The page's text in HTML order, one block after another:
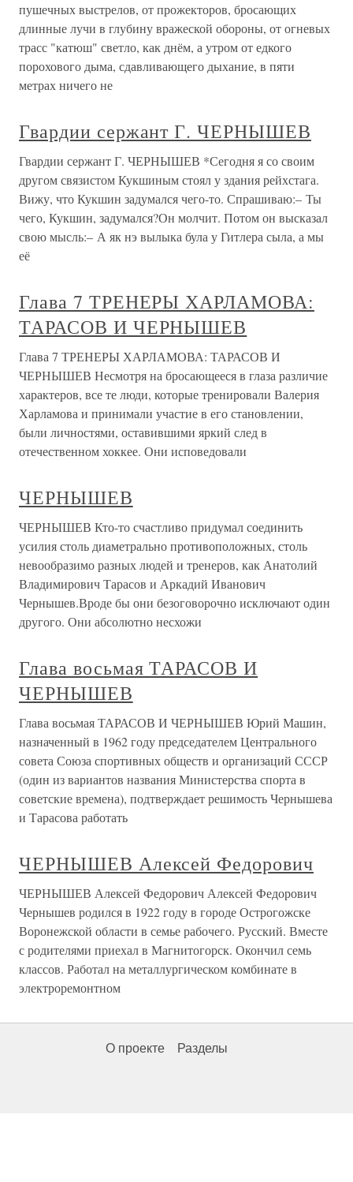
пушечных выстрелов, от прожекторов, бросающих
длинные лучи в глубину вражеской обороны, от огневых
трасс "катюш" светло, как днём, а утром от едкого
порохового дыма, сдавливающего дыхание, в пяти
метрах ничего не
Гвардии сержант Г. ЧЕРНЫШЕВ
Гвардии сержант Г. ЧЕРНЫШЕВ *Сегодня я со своим
другом связистом Кукшиным стоял у здания рейхстага.
Вижу, что Кукшин задумался чего-то. Спрашиваю:– Ты
чего, Кукшин, задумался?Он молчит. Потом он высказал
свою мысль:– А як нэ вылыка була у Гитлера сыла, а мы
её
Глава 7 ТРЕНЕРЫ ХАРЛАМОВА:
ТАРАСОВ И ЧЕРНЫШЕВ
Глава 7 ТРЕНЕРЫ ХАРЛАМОВА: ТАРАСОВ И
ЧЕРНЫШЕВ Несмотря на бросающееся в глаза различие
характеров, все те люди, которые тренировали Валерия
Харламова и принимали участие в его становлении,
были личностями, оставившими яркий след в
отечественном хоккее. Они исповедовали
ЧЕРНЫШЕВ
ЧЕРНЫШЕВ Кто-то счастливо придумал соединить
усилия столь диаметрально противоположных, столь
невообразимо разных людей и тренеров, как Анатолий
Владимирович Тарасов и Аркадий Иванович
Чернышев.Вроде бы они безоговорочно исключают один
другого. Они абсолютно несхожи
Глава восьмая ТАРАСОВ И
ЧЕРНЫШЕВ
Глава восьмая ТАРАСОВ И ЧЕРНЫШЕВ Юрий Машин,
назначенный в 1962 году председателем Центрального
совета Союза спортивных обществ и организаций СССР
(один из вариантов названия Министерства спорта в
советские времена), подтверждает решимость Чернышева
и Тарасова работать
ЧЕРНЫШЕВ Алексей Федорович
ЧЕРНЫШЕВ Алексей Федорович Алексей Федорович
Чернышев родился в 1922 году в городе Острогожске
Воронежской области в семье рабочего. Русский. Вместе
с родителями приехал в Магнитогорск. Окончил семь
классов. Работал на металлургическом комбинате в
электроремонтном
О проекте Разделы